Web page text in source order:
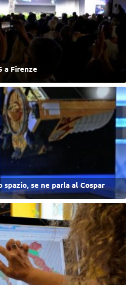
a Firenze
se ne parla al Cospar